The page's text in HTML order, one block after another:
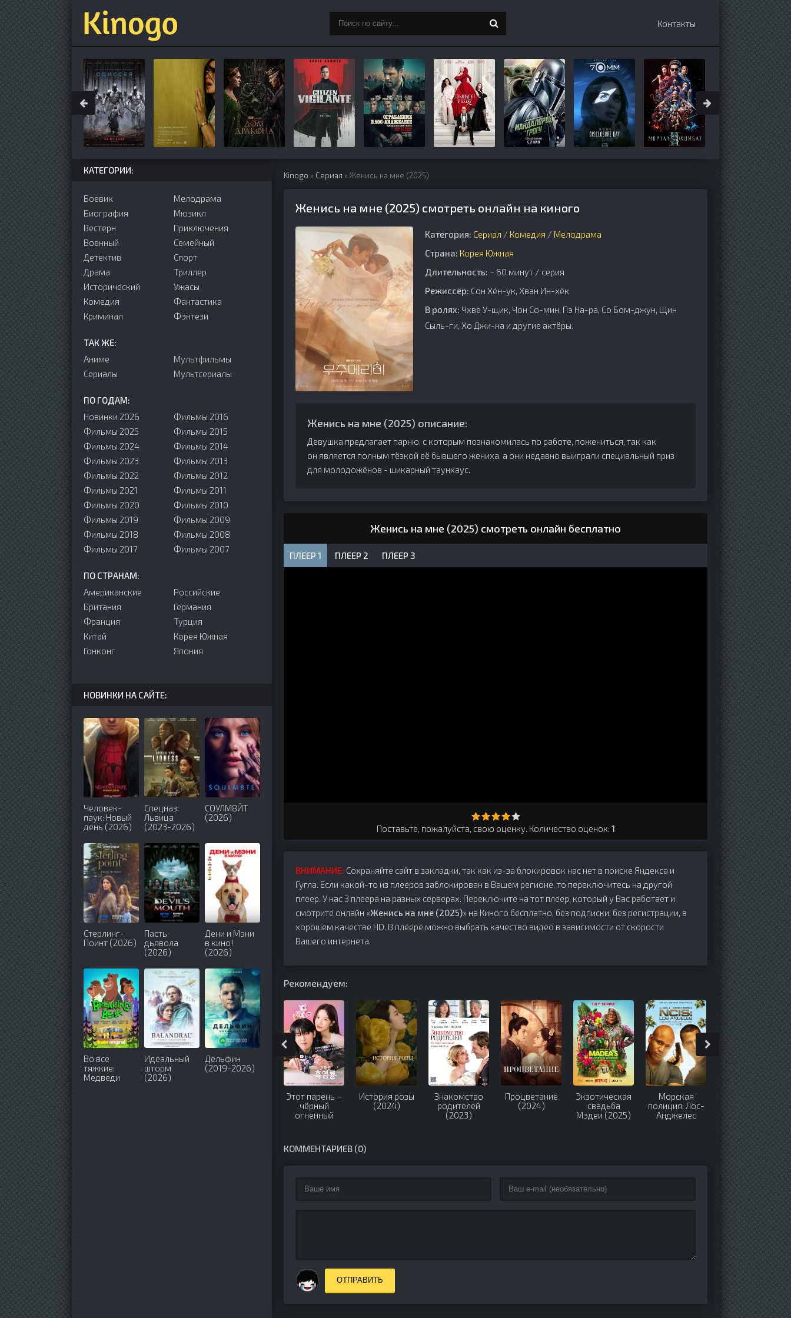
Контакты
Kinogo » Сериал » Женись на мне (2025)
Женись на мне (2025) смотреть онлайн на киного
Категория: Сериал / Комедия / Мелодрама
Страна: Корея Южная
Длительность: ~ 60 минут / серия
Режиссёр: Сон Хён-ук, Хван Ин-хёк
В ролях: Чхве У-щик, Чон Со-мин, Пэ На-ра, Со Бом-джун, Щин
Сыль-ги, Хо Джи-на и другие актёры.
Женись на мне (2025) описание:
Девушка предлагает парню, с которым познакомилась по работе, пожениться, так как
он является полным тёзкой её бывшего жениха, а они недавно выиграли специальный приз
для молодожёнов - шикарный таунхаус.
Женись на мне (2025) смотреть онлайн бесплатно
ПЛЕЕР 1 ПЛЕЕР 2 ПЛЕЕР 3
Поставьте, пожалуйста, свою оценку. Количество оценок: 1
ВНИМАНИЕ: Сохраняйте сайт в закладки, так как из-за блокировок нас нет в поиске Яндекса и
Гугла. Если какой-то из плееров заблокирован в Вашем регионе, то переключитесь на другой
плеер. У нас 3 плеера на разных серверах. Переключите на тот плеер, который у Вас работает и
смотрите онлайн «Женись на мне (2025)» на Киного бесплатно, без подписки, без регистрации, в
хорошем качестве HD. В плеере можно выбрать качество видео в зависимости от скорости
Вашего интернета.
Рекомендуем:
Этот парень –
чёрный
огненный
История розы
(2024)
Знакомство
родителей
(2023)
Процветание
(2024)
Экзотическая
свадьба
Мэдеи (2025)
Морская
полиция: Лос-
Анджелес
Шафер
напрокат
(2015)
КОММЕНТАРИЕВ (0)
ОТПРАВИТЬ
КАТЕГОРИИ:
Боевик
Биография
Вестерн
Военный
Детектив
Драма
Исторический
Комедия
Криминал
Мелодрама
Мюзикл
Приключения
Семейный
Cпорт
Триллер
Ужасы
Фантастика
Фэнтези
ТАК ЖЕ:
Аниме
Сериалы
Мультфильмы
Мультсериалы
ПО ГОДАМ:
Новинки 2026
Фильмы 2025
Фильмы 2024
Фильмы 2023
Фильмы 2022
Фильмы 2021
Фильмы 2020
Фильмы 2019
Фильмы 2018
Фильмы 2017
Фильмы 2016
Фильмы 2015
Фильмы 2014
Фильмы 2013
Фильмы 2012
Фильмы 2011
Фильмы 2010
Фильмы 2009
Фильмы 2008
Фильмы 2007
ПО СТРАНАМ:
Американские
Британия
Франция
Китай
Гонконг
Российские
Германия
Турция
Корея Южная
Япония
НОВИНКИ НА САЙТЕ:
Человек-
паук: Новый
день (2026)
Спецназ:
Львица
(2023-2026)
СОУЛМ8ЙТ
(2026)
Стерлинг-
Поинт (2026)
Пасть
дьявола
(2026)
Дени и Мэни
в кино!
(2026)
Во все
тяжкие:
Медведи
Идеальный
шторм
(2026)
Дельфин
(2019-2026)